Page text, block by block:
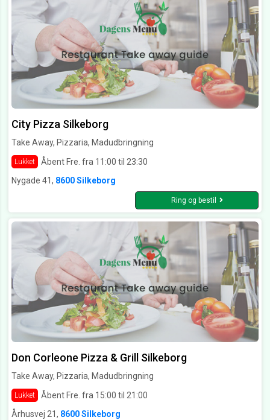
City Pizza Silkeborg
Take Away, Pizzaria, Madudbringning
Lukket
Åbent Fre. fra 11:00 til 23:30
Nygade 41, 8600 Silkeborg
Ring og bestil
Don Corleone Pizza & Grill Silkeborg
Take Away, Pizzaria, Madudbringning
Lukket
Åbent Fre. fra 15:00 til 21:00
Århusvej 21, 8600 Silkeborg